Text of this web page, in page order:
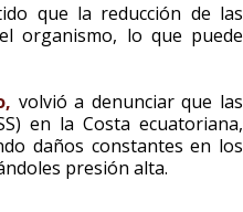
que la reducción de las
organismo, lo que puede
volvió a denunciar que las
en la Costa ecuatoriana,
daños constantes en los
presión alta.